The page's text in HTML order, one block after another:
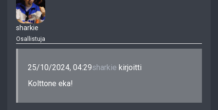
sharkie
Osallistuja
25/10/2024, 04:29sharkie kirjoitti
Kolttone eka!